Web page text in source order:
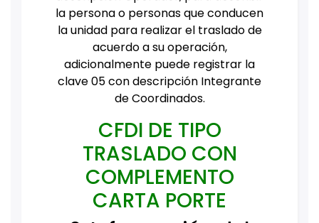
la persona o personas que conducen
la unidad para realizar el traslado de
acuerdo a su operación,
adicionalmente puede registrar la
clave 05 con descripción Integrante
de Coordinados.
CFDI DE TIPO
TRASLADO CON
COMPLEMENTO
CARTA PORTE